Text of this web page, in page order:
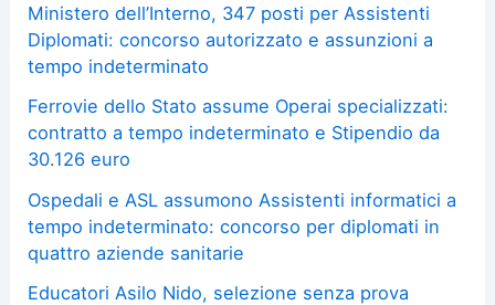
Ministero dell’Interno, 347 posti per Assistenti
Diplomati: concorso autorizzato e assunzioni a
tempo indeterminato
Ferrovie dello Stato assume Operai specializzati:
contratto a tempo indeterminato e Stipendio da
30.126 euro
Ospedali e ASL assumono Assistenti informatici a
tempo indeterminato: concorso per diplomati in
quattro aziende sanitarie
Educatori Asilo Nido, selezione senza prova